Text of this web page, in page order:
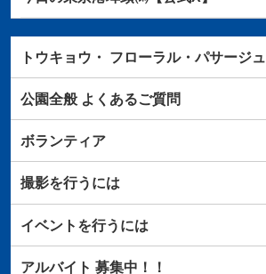
トウキョウ・ フローラル・パサージュ
公園全般よくあるご質問
ボランティア
撮影を行うには
イベントを行うには
アルバイト 募集中！！